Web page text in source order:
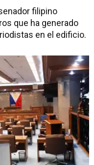
filipino
que ha generado
en el edificio.